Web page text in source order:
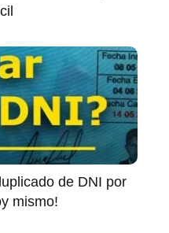
de DNI por
mismo!